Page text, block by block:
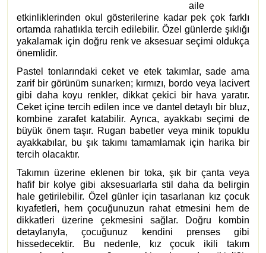
aile
etkinliklerinden okul gösterilerine kadar pek çok farklı
ortamda rahatlıkla tercih edilebilir. Özel günlerde şıklığı
yakalamak için doğru renk ve aksesuar seçimi oldukça
önemlidir.
Pastel tonlarındaki ceket ve etek takımlar, sade ama
zarif bir görünüm sunarken; kırmızı, bordo veya lacivert
gibi daha koyu renkler, dikkat çekici bir hava yaratır.
Ceket içine tercih edilen ince ve dantel detaylı bir bluz,
kombine zarafet katabilir. Ayrıca, ayakkabı seçimi de
büyük önem taşır. Rugan babetler veya minik topuklu
ayakkabılar, bu şık takımı tamamlamak için harika bir
tercih olacaktır.
Takımın üzerine eklenen bir toka, şık bir çanta veya
hafif bir kolye gibi aksesuarlarla stil daha da belirgin
hale getirilebilir. Özel günler için tasarlanan kız çocuk
kıyafetleri, hem çocuğunuzun rahat etmesini hem de
dikkatleri üzerine çekmesini sağlar. Doğru kombin
detaylarıyla, çocuğunuz kendini prenses gibi
hissedecektir. Bu nedenle, kız çocuk ikili takım